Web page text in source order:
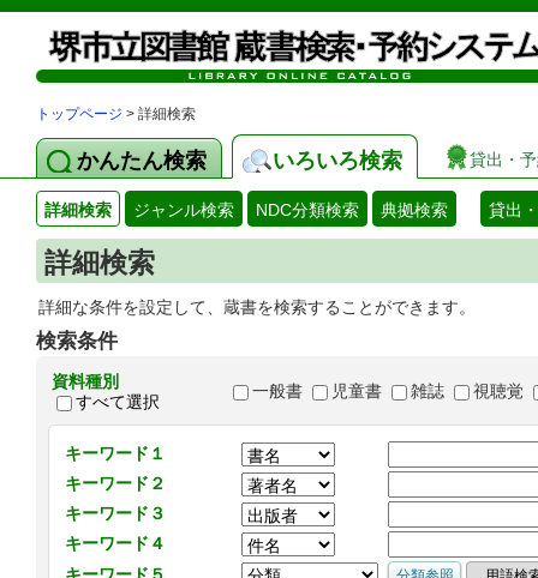
トップページ > 詳細検索
かんたん検索 いろいろ検索 貸出・
詳細検索 ジャンル検索 NDC分類検索 典拠検索 貸出
詳細検索
詳細な条件を設定して、蔵書を検索することができます。
検索条件
資料種別
すべて選択
一般書 児童書 雑誌 視聴覚
キーワード１
キーワード２
キーワード３
キーワード４